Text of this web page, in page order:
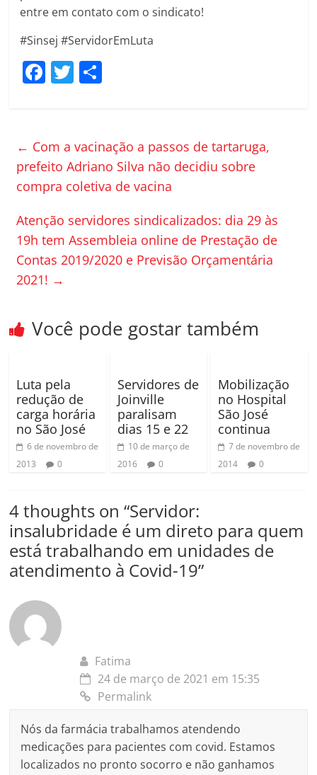
entre em contato com o sindicato!
#Sinsej #ServidorEmLuta
F
e
b
o
o
k
T
er p
ar
til
h
ar
← Com a vacinação a passos de tartaruga,
prefeito Adriano Silva não decidiu sobre
compra coletiva de vacina
Atenção servidores sindicalizados: dia 29 às
19h tem Assembleia online de Prestação de
Contas 2019/2020 e Previsão Orçamentária
2021! →
Você pode gostar também
Luta pela
redução de
carga horária
no São José
6 de novembro de
2013
0
Servidores de
Joinville
paralisam
dias 15 e 22
10 de março de
2016
0
Mobilização
no Hospital
São José
continua
7 de novembro de
2014
0
4 thoughts on “Servidor:
insalubridade é um direto para quem
está trabalhando em unidades de
atendimento à Covid-19”
Fatima
24 de março de 2021 em 15:35
Permalink
Nós da farmácia trabalhamos atendendo
medicações para pacientes com covid. Estamos
localizados no pronto socorro e não ganhamos